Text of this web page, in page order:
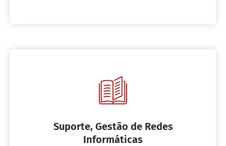
Suporte, Gestão de Redes
Informáticas